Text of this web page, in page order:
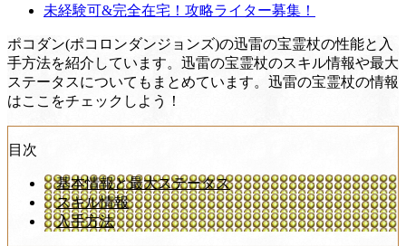
未経験可&完全在宅！攻略ライター募集！
ポコダン(ポコロンダンジョンズ)の迅雷の宝霊杖の性能と入
手方法を紹介しています。迅雷の宝霊杖のスキル情報や最大
ステータスについてもまとめています。迅雷の宝霊杖の情報
はここをチェックしよう！
目次
基本情報と最大ステータス
スキル情報
入手方法